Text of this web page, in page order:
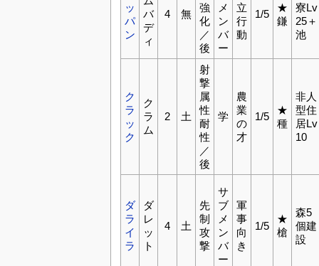
ッ
パ
ン
バ
デ
ィ
4 無
強
化
／
後
メ
ン
バ
ー
立
行
動
1/5
★
鎌
寮Lv
25＋
池
ク
ラ
ッ
ク
ク
ラ
ム
2 土
射
撃
属
性
耐
性
／
後
学
農
業
の
才
1/5
★
種
非人
型住
居Lv
10
ダ
ラ
イ
ラ
ダ
レ
ッ
ト
4 土
先
制
攻
撃
サ
ブ
メ
ン
バ
ー
軍
事
向
き
1/5
★
槍
森5
個建
設